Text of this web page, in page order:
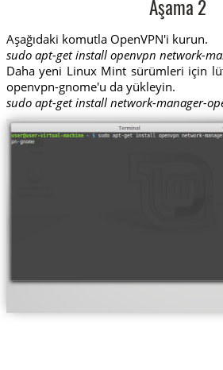
Aşama 2
Aşağıdaki komutla OpenVPN'i kurun.
sudo apt-get install openvpn network-
Daha yeni Linux Mint sürümleri için
openvpn-gnome'u da yükleyin.
sudo apt-get install network-manager-